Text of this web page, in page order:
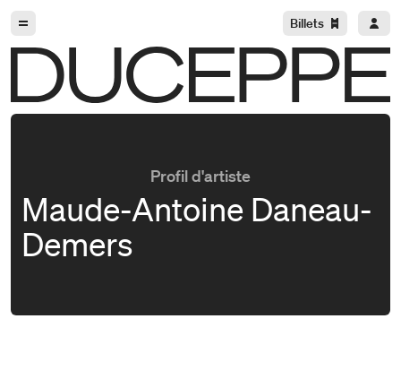
Billets
Profil d'artiste
Maude-Antoine Daneau-
Demers